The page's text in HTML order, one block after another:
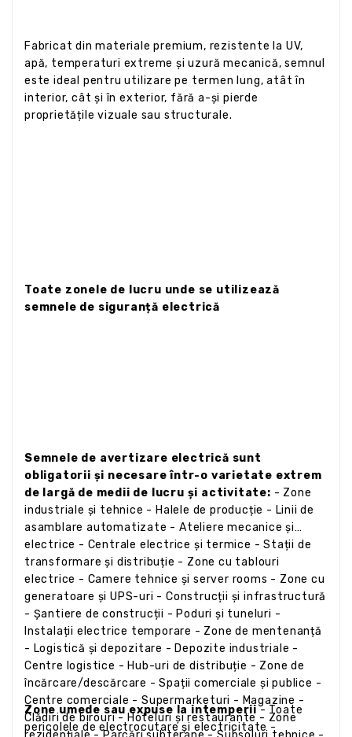
Fabricat din materiale premium, rezistente la UV,
apă, temperaturi extreme și uzură mecanică, semnul
este ideal pentru utilizare pe termen lung, atât în
interior, cât și în exterior, fără a-și pierde
proprietățile vizuale sau structurale.
Toate zonele de lucru unde se utilizează
semnele de siguranță electrică
Semnele de avertizare electrică sunt
obligatorii și necesare într-o varietate extrem
de largă de medii de lucru și activitate: - Zone
industriale și tehnice - Halele de producție - Linii de
asamblare automatizate - Ateliere mecanice și
electrice - Centrale electrice și termice - Stații de
transformare și distribuție - Zone cu tablouri
electrice - Camere tehnice și server rooms - Zone cu
generatoare și UPS-uri - Construcții și infrastructură
- Șantiere de construcții - Poduri și tuneluri -
Instalații electrice temporare - Zone de mentenanță
- Logistică și depozitare - Depozite industriale -
Centre logistice - Hub-uri de distribuție - Zone de
încărcare/descărcare - Spații comerciale și publice -
Centre comerciale - Supermarketuri - Magazine -
Clădiri de birouri - Hoteluri și restaurante - Zone
Zone umede sau expuse la intemperii- Toate
pericolele de electrocutare și electricitate -